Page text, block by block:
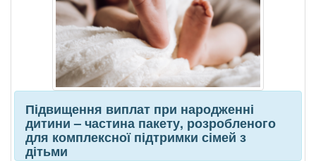
Підвищення виплат при народженні
дитини – частина пакету, розробленого
для комплексної підтримки сімей з
дітьми